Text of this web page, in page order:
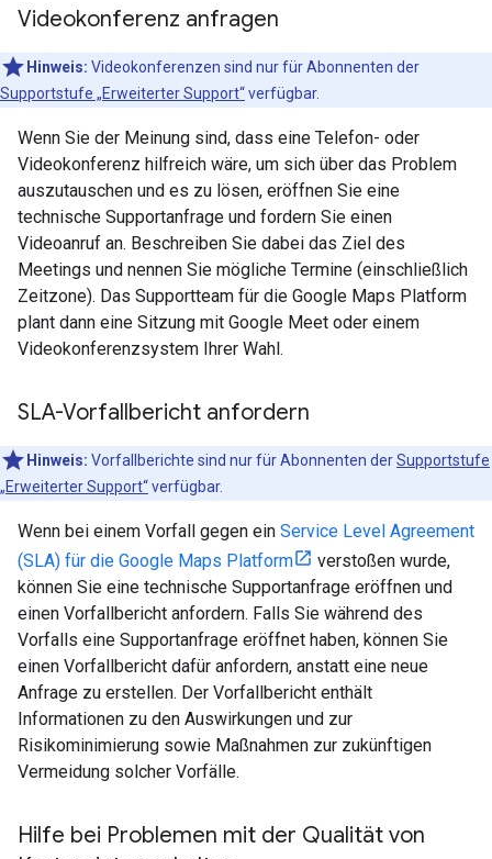
Videokonferenz anfragen
Hinweis: Videokonferenzen sind nur für Abonnenten der
Supportstufe „Erweiterter Support“verfügbar.
Wenn Sie der Meinung sind, dass eine Telefon- oder
Videokonferenz hilfreich wäre, um sich über das Problem
auszutauschen und es zu lösen, eröffnen Sie eine
technische Supportanfrage und fordern Sie einen
Videoanruf an. Beschreiben Sie dabei das Ziel des
Meetings und nennen Sie mögliche Termine (einschließlich
Zeitzone). Das Supportteam für die Google Maps Platform
plant dann eine Sitzung mit Google Meet oder einem
Videokonferenzsystem Ihrer Wahl.
SLA-Vorfallbericht anfordern
Hinweis: Vorfallberichte sind nur für Abonnenten derSupportstufe
„Erweiterter Support“verfügbar.
Wenn bei einem Vorfall gegen ein Service Level Agreement
(SLA) für die Google Maps Platform
verstoßen wurde,
können Sie eine technische Supportanfrage eröffnen und
einen Vorfallbericht anfordern. Falls Sie während des
Vorfalls eine Supportanfrage eröffnet haben, können Sie
einen Vorfallbericht dafür anfordern, anstatt eine neue
Anfrage zu erstellen. Der Vorfallbericht enthält
Informationen zu den Auswirkungen und zur
Risikominimierung sowie Maßnahmen zur zukünftigen
Vermeidung solcher Vorfälle.
Hilfe bei Problemen mit der Qualität von